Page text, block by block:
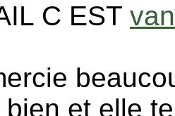
C EST
bien et elle